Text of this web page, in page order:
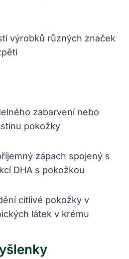
výrobků různých značek
zabarvení nebo
pokožky
zápach spojený s
DHA s pokožkou
citlivé pokožky v
látek v krému